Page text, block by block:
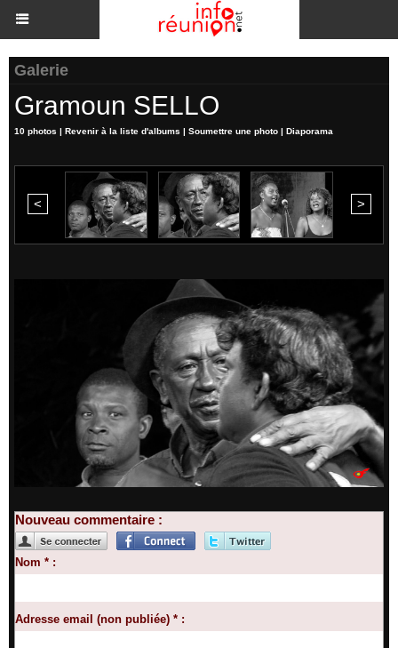
Galerie
Gramoun SELLO
10 photos | Revenir à la liste d'albums | Soumettre une photo | Diaporama
< >
Nouveau commentaire :
Nom * :
Adresse email (non publiée) * :